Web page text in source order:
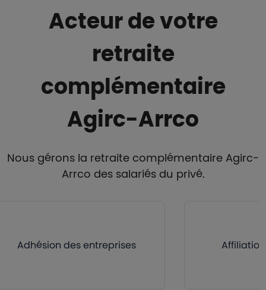
Acteur de votre
retraite
complémentaire
Agirc-Arrco
Nous gérons la retraite complémentaire Agirc-
Arrco des salariés du privé.
Adhésion des entreprises